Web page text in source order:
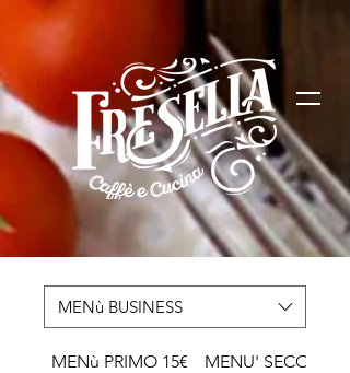
MENù BUSINESS
MENù PRIMO 15€ MENU' SECONDO